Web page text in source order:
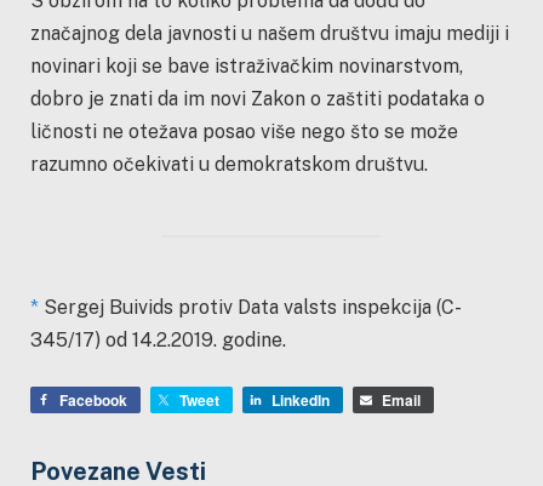
značajnog dela javnosti u našem društvu imaju mediji i
novinari koji se bave istraživačkim novinarstvom,
dobro je znati da im novi Zakon o zaštiti podataka o
ličnosti ne otežava posao više nego što se može
razumno očekivati u demokratskom društvu.
* Sergej Buivids protiv Data valsts inspekcija (C-
345/17) od 14.2.2019. godine.
Facebook Tweet LinkedIn Email
Povezane Vesti